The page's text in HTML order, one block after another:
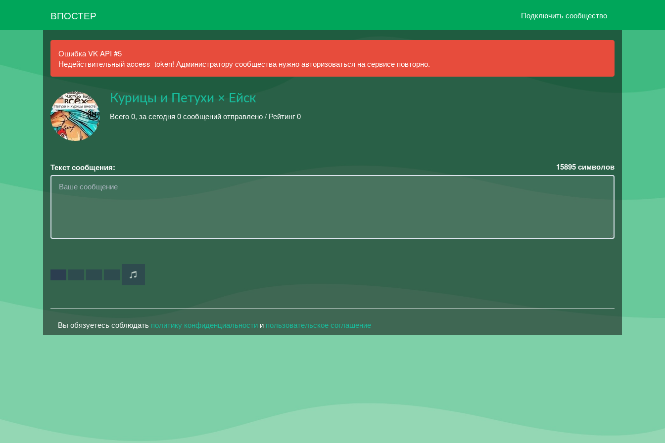
ВПОСТЕР Подключить сообщество
Ошибка VK API #5
Недействительный access_token! Администратору сообщества нужно авторизоваться на сервисе повторно.
Курицы и Петухи × Ейск
Всего 0, за сегодня 0 сообщений отправлено / Рейтинг 0
Текст сообщения: 15895символов
Вы обязуетесь соблюдать политику конфиденциальности и пользовательское соглашение